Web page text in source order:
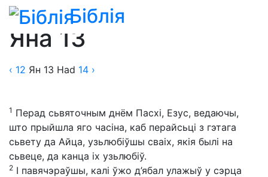
Біблія
Біблія» Пераклады» Пераклад В. Гадлеўскага
Яна 13
‹ 12 Ян 13 Had 14 ›
1 Перад сьвяточным днём Пасхі, Езус, ведаючы,
што прыйшла яго часіна, каб перайсьці з гэтага
сьвету да Айца, узьлюбіўшы сваіх, якія былі на
сьвеце, да канца іх узьлюбіў.
2 І павячэраўшы, калі ўжо д’ябал улажыў у сэрца